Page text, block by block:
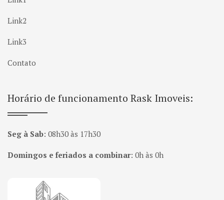
Link2
Link3
Contato
Horário de funcionamento Rask Imoveis:
Seg à Sab: 08h30 às 17h30
Domingos e feriados a combinar: 0h às 0h
Página inicial